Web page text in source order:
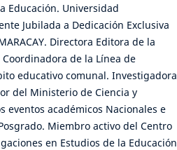
Educación. Universidad
Jubilada a Dedicación Exclusiva
Directora Editora de la
Coordinadora de la Línea de
educativo comunal. Investigadora
del Ministerio de Ciencia y
eventos académicos Nacionales e
Miembro activo del Centro
en Estudios de la Educación